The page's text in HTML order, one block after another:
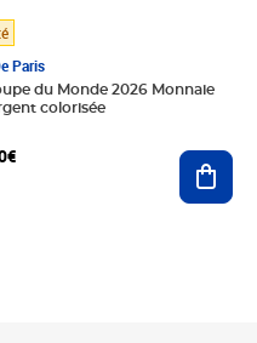
Paris
du Monde 2026 Monnaie
colorisée